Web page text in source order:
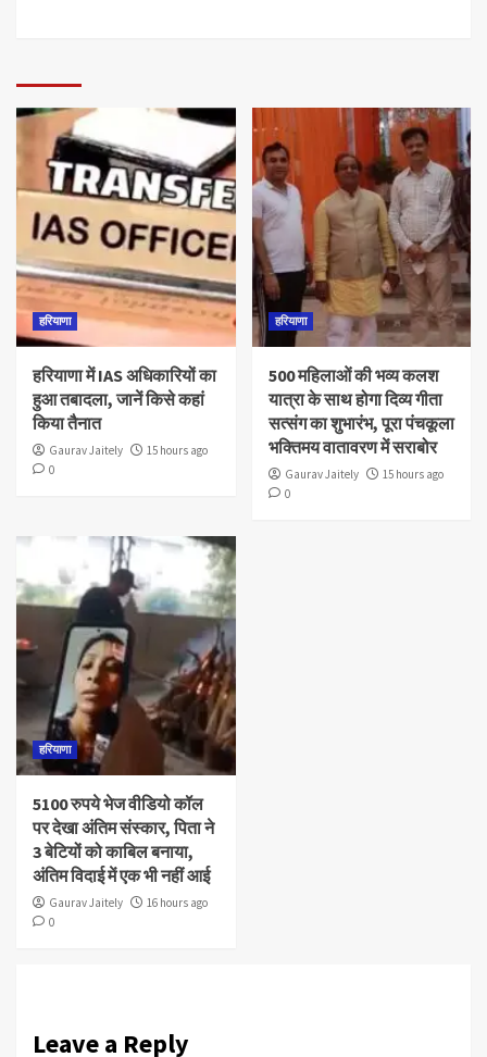
हरियाणा
हरियाणा में IAS अधिकारियों का
हुआ तबादला, जानें किसे कहां
किया तैनात
Gaurav Jaitely
15 hours ago
0
हरियाणा
500 महिलाओं की भव्य कलश
यात्रा के साथ होगा दिव्य गीता
सत्संग का शुभारंभ, पूरा पंचकूला
भक्तिमय वातावरण में सराबोर
Gaurav Jaitely
15 hours ago
0
हरियाणा
5100 रुपये भेज वीडियो कॉल
पर देखा अंतिम संस्कार, पिता ने
3 बेटियों को काबिल बनाया,
अंतिम विदाई में एक भी नहीं आई
Gaurav Jaitely
16 hours ago
0
Leave a Reply